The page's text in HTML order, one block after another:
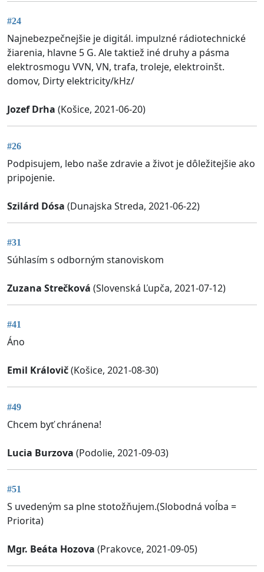
#24
Najnebezpečnejšie je digitál. impulzné rádiotechnické
žiarenia, hlavne 5 G. Ale taktiež iné druhy a pásma
elektrosmogu VVN, VN, trafa, troleje, elektroinšt.
domov, Dirty elektricity/kHz/
Jozef Drha (Košice, 2021-06-20)
#26
Podpisujem, lebo naše zdravie a život je dôležitejšie ako
pripojenie.
Szilárd Dósa (Dunajska Streda, 2021-06-22)
#31
Súhlasím s odborným stanoviskom
Zuzana Strečková (Slovenská Ľupča, 2021-07-12)
#41
Áno
Emil Královič(Košice, 2021-08-30)
#49
Chcem byť chránena!
Lucia Burzova (Podolie, 2021-09-03)
#51
S uvedeným sa plne stotožňujem.(Slobodná voĺba =
Priorita)
Mgr. Beáta Hozova (Prakovce, 2021-09-05)